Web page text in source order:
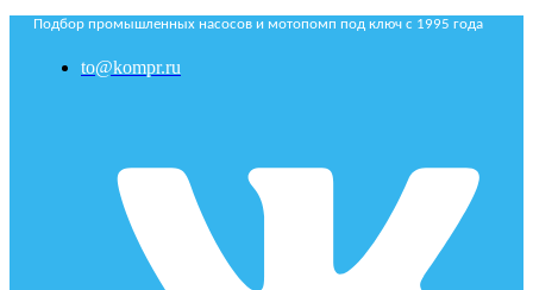
Подбор промышленных насосов и мотопомп под ключ с 1995 года
to@kompr.ru